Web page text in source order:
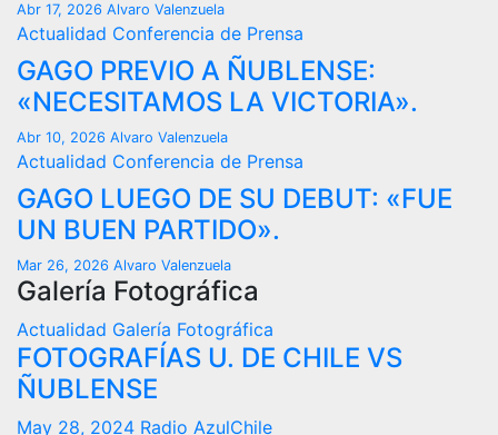
Abr 17, 2026 Alvaro Valenzuela
Actualidad Conferencia de Prensa
GAGO PREVIO A ÑUBLENSE:
«NECESITAMOS LA VICTORIA».
Abr 10, 2026 Alvaro Valenzuela
Actualidad Conferencia de Prensa
GAGO LUEGO DE SU DEBUT: «FUE
UN BUEN PARTIDO».
Mar 26, 2026 Alvaro Valenzuela
Galería Fotográfica
Actualidad Galería Fotográfica
FOTOGRAFÍAS U. DE CHILE VS
ÑUBLENSE
May 28, 2024 Radio AzulChile